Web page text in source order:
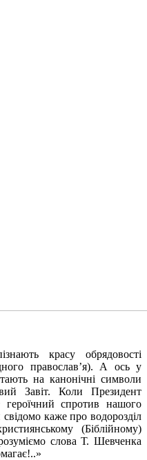
красу обрядовості
православ’я). А ось у
на канонічні символи
Завіт. Коли Президент
спротив нашого
свідомо каже про водорозділ
(Біблійному)
слова Т. Шевченка